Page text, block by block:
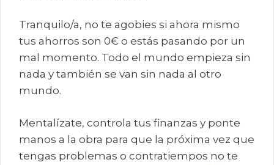
Tranquilo/a, no te agobies si ahora mismo
tus ahorros son 0€ o estás pasando por un
mal momento. Todo el mundo empieza sin
nada y también se van sin nada al otro
mundo.
Mentalízate, controla tus finanzas y ponte
manos a la obra para que la próxima vez que
tengas problemas o contratiempos no te